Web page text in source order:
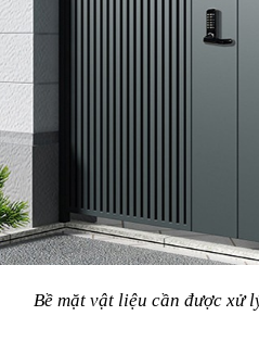
Bề mặt vật liệu cần được xử